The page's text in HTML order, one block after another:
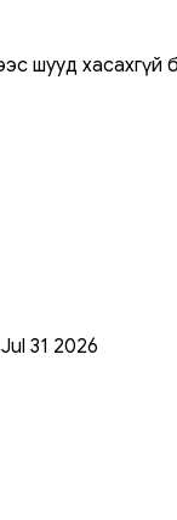
шууд
31 2026